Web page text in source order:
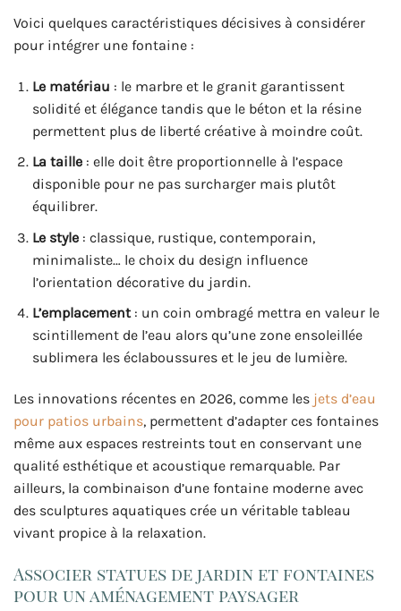
Voici quelques caractéristiques décisives à considérer
pour intégrer une fontaine :
Le matériau : le marbre et le granit garantissent
solidité et élégance tandis que le béton et la résine
permettent plus de liberté créative à moindre coût.
La taille: elle doit être proportionnelle à l’espace
disponible pour ne pas surcharger mais plutôt
équilibrer.
Le style: classique, rustique, contemporain,
minimaliste… le choix du design influence
l’orientation décorative du jardin.
L’emplacement: un coin ombragé mettra en valeur le
scintillement de l’eau alors qu’une zone ensoleillée
sublimera les éclaboussures et le jeu de lumière.
Les innovations récentes en 2026, comme les jets d’eau
pour patios urbains, permettent d’adapter ces fontaines
même aux espaces restreints tout en conservant une
qualité esthétique et acoustique remarquable. Par
ailleurs, la combinaison d’une fontaine moderne avec
des sculptures aquatiques crée un véritable tableau
vivant propice à la relaxation.
Associer statues de jardin et fontaines
pour un aménagement paysager